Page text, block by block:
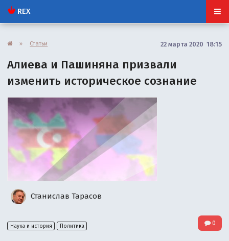
REX
» Статьи 22 марта 2020 18:15
Алиева и Пашиняна призвали
изменить историческое сознание
Станислав Тарасов
Наука и история Политика 0